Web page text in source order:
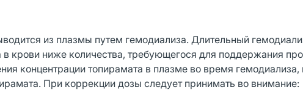
из плазмы путем гемодиализа. Длительный
в крови ниже количества, требующегося для поддержания
концентрации топирамата в плазме во время
При коррекции дозы следует принимать во внимание: